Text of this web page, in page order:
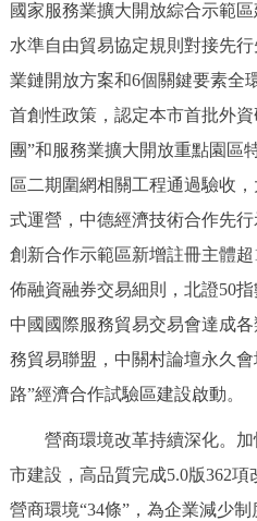
國家服務業擴大開放綜合示範
水準自由貿易協定規則對接先
業鏈開放方案和6個關鍵要素全
首創性政策，認定本市首批外
團”和服務業擴大開放重點園區
區二期圍網相關工程通過驗收
式運營，中德經濟技術合作先
創新合作示範區新增註冊主體
佈融資融券交易細則，北證50指
中國國際服務貿易交易會達成
務貿易聯盟，中關村論壇永久
路”經濟合作試驗區建設啟動。
營商環境改革持續深化。加
市建設，高品質完成5.0版362
營商環境“34條”，為企業減少